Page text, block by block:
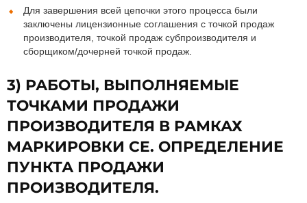
Для завершения всей цепочки этого процесса были
заключены лицензионные соглашения с точкой продаж
производителя, точкой продаж субпроизводителя и
сборщиком/дочерней точкой продаж.
3) РАБОТЫ, ВЫПОЛНЯЕМЫЕ
ТОЧКАМИ ПРОДАЖИ
ПРОИЗВОДИТЕЛЯ В РАМКАХ
МАРКИРОВКИ CE. ОПРЕДЕЛЕНИЕ
ПУНКТА ПРОДАЖИ
ПРОИЗВОДИТЕЛЯ.